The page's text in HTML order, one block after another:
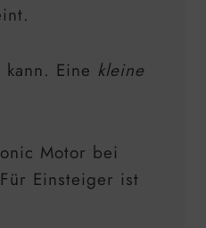
Eine kleine
Motor bei
Einsteiger ist